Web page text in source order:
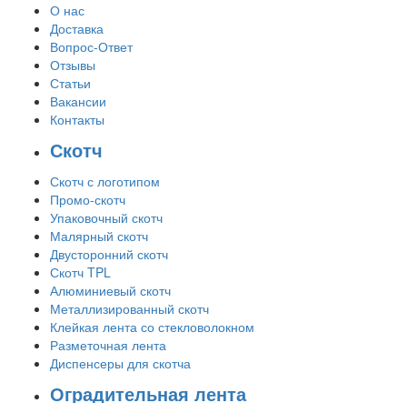
О нас
Доставка
Вопрос-Ответ
Отзывы
Статьи
Вакансии
Контакты
Скотч
Скотч с логотипом
Промо-скотч
Упаковочный скотч
Малярный скотч
Двусторонний скотч
Скотч TPL
Алюминиевый скотч
Металлизированный скотч
Клейкая лента со стекловолокном
Разметочная лента
Диспенсеры для скотча
Оградительная лента